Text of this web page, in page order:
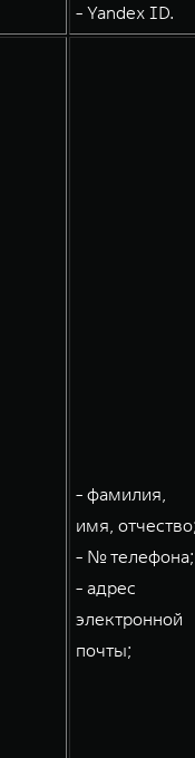
- Yandex ID.
- фамилия,
имя,
- № телефона;
- адрес
электронной
почты;